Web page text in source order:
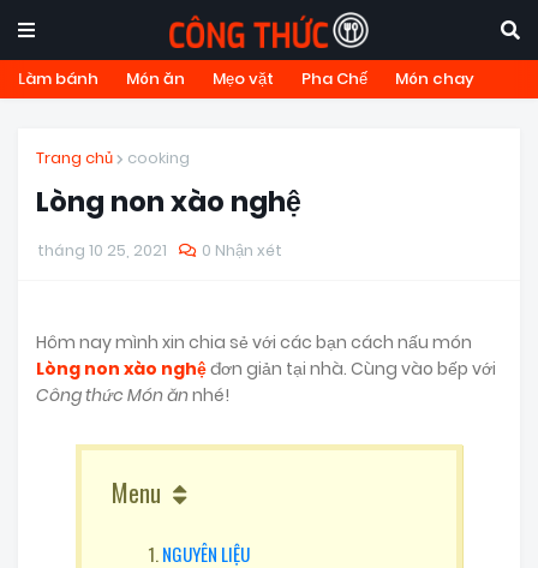
Làm bánh Món ăn Mẹo vặt Pha Chế Món chay
Trang chủ cooking
Lòng non xào nghệ
tháng 10 25, 2021 0 Nhận xét
Hôm nay mình xin chia sẻ với các bạn cách nấu món
Lòng non xào nghệđơn giản tại nhà. Cùng vào bếp với
Công thức Món ănnhé!
Menu
NGUYÊN LIỆU